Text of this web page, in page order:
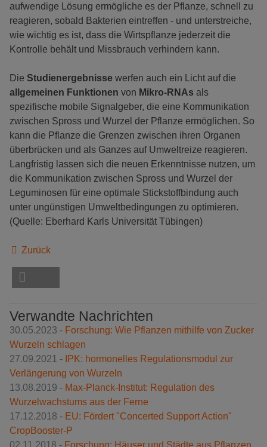
aufwendige Lösung ermögliche es der Pflanze, schnell zu
reagieren, sobald Bakterien eintreffen - und unterstreiche,
wie wichtig es ist, dass die Wirtspflanze jederzeit die
Kontrolle behält und Missbrauch verhindern kann.
Die Studienergebnisse werfen auch ein Licht auf die
allgemeinen Funktionen von Mikro-RNAs als
spezifische mobile Signalgeber, die eine Kommunikation
zwischen Spross und Wurzel der Pflanze ermöglichen. So
kann die Pflanze die Grenzen zwischen ihren Organen
überbrücken und als Ganzes auf Umweltreize reagieren.
Langfristig lassen sich die neuen Erkenntnisse nutzen, um
die Kommunikation zwischen Spross und Wurzel der
Leguminosen für eine optimale Stickstoffbindung auch
unter ungünstigen Umweltbedingungen zu optimieren.
(Quelle: Eberhard Karls Universität Tübingen)
Zurück
Verwandte Nachrichten
30.05.2023 - Forschung: Wie Pflanzen mithilfe von Zucker
Wurzeln schlagen
27.09.2021 -
IPK: hormonelles Regulationsmodul zur
Verlängerung von Wurzeln
13.08.2019 - Max-Planck-Institut: Regulation des
Wurzelwachstums aus der Ferne
17.12.2018 - EU: Fördert "Concerted Support Action"
CropBooster-P
02.11.2018 - Forschung: Häuser und Städte aus Pflanzen